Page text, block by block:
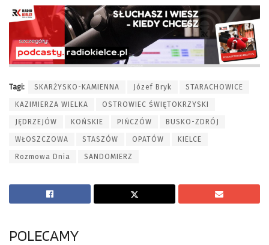
Tagi: SKARŻYSKO-KAMIENNA Józef Bryk STARACHOWICE
KAZIMIERZA WIELKA OSTROWIEC ŚWIĘTOKRZYSKI
JĘDRZEJÓW KOŃSKIE PIŃCZÓW BUSKO-ZDRÓJ
WŁOSZCZOWA STASZÓW OPATÓW KIELCE
Rozmowa Dnia SANDOMIERZ
POLECAMY